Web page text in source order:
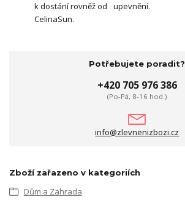
k dostání rovněž od
CelinaSun.
upevnění.
Potřebujete poradit?
+420 705 976 386
(Po-Pá, 8-16 hod.)
info@zlevnenizbozi.cz
Zboží zařazeno v kategoriích
Dům a Zahrada